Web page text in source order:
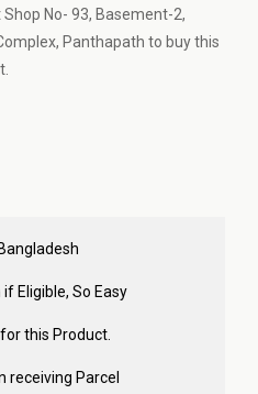
No- 93, Basement-2,
Panthapath to buy this
Eligible, So Easy
this Product.
receiving Parcel